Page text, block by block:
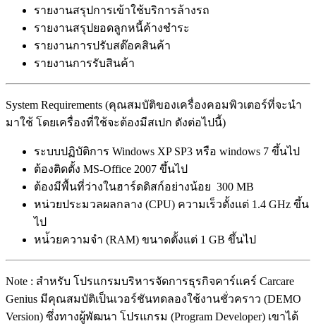
รายงานสรุปการเข้าใช้บริการล้างรถ
รายงานสรุปยอดลูกหนี้ค้างชำระ
รายงานการปรับสต๊อคสินค้า
รายงานการรับสินค้า
System Requirements (คุณสมบัติของเครื่องคอมพิวเตอร์ที่จะนำ
มาใช้ โดยเครื่องที่ใช้จะต้องมีสเปก ดังต่อไปนี้)
ระบบปฏิบัติการ Windows XP SP3 หรือ windows 7 ขึ้นไป
ต้องติดตั้ง MS-Office 2007 ขึ้นไป
ต้องมีพื้นที่ว่างในฮาร์ดดิสก์อย่างน้อย 300 MB
หน่วยประมวลผลกลาง (CPU) ความเร็วตั้งแต่ 1.4 GHz ขึ้น
ไป
หน่้วยความจำ (RAM) ขนาดตั้งแต่ 1 GB ขึ้นไป
Note : สำหรับ โปรแกรมบริหารจัดการธุรกิจคาร์แคร์ Carcare
Genius มีคุณสมบัติเป็นเวอร์ชันทดลองใช้งานชั่วคราว (DEMO
Version) ซึ่งทางผู้พัฒนา โปรแกรม (Program Developer) เขาได้